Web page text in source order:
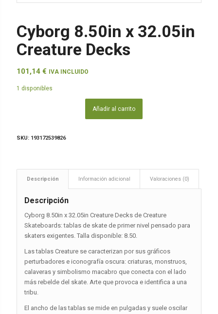
Cyborg 8.50in x 32.05in
Creature Decks
101,14 € IVA INCLUIDO
1 disponibles
Añadir al carrito
SKU: 193172539826
Descripción Información adicional Valoraciones (0)
Descripción
Cyborg 8.50in x 32.05in Creature Decks de Creature
Skateboards: tablas de skate de primer nivel pensado para
skaters exigentes. Talla disponible: 8.50.
Las tablas Creature se caracterizan por sus gráficos
perturbadores e iconografía oscura: criaturas, monstruos,
calaveras y simbolismo macabro que conecta con el lado
más rebelde del skate. Arte que provoca e identifica a una
tribu.
El ancho de las tablas se mide en pulgadas y suele oscilar